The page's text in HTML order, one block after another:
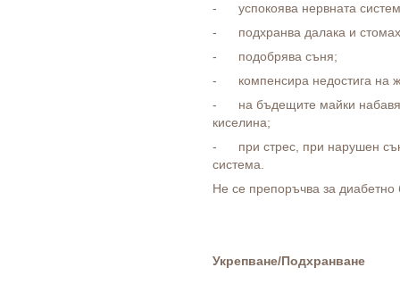
- успокоява нервната
- подхранва далака и
- подобрява съня;
- компенсира недостига на
- на бъдещите майки набавя
киселина;
- при стрес, при нарушен
система.
Не се препоръчва за диабетно
Укрепване/Подхранване